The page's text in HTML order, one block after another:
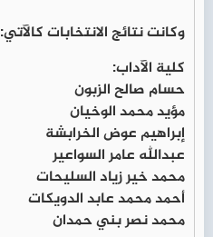
وكانت نتائج الانتخابات كالآتي:
كلية الآداب:
حسام صالح الزبون
مؤيد محمد الوخيان
إبراهيم عوض الخرابشة
عبدالله عامر السواعير
محمد خير زياد السليحات
أحمد محمد عابد الدويكات
محمد نصر بني حمدان